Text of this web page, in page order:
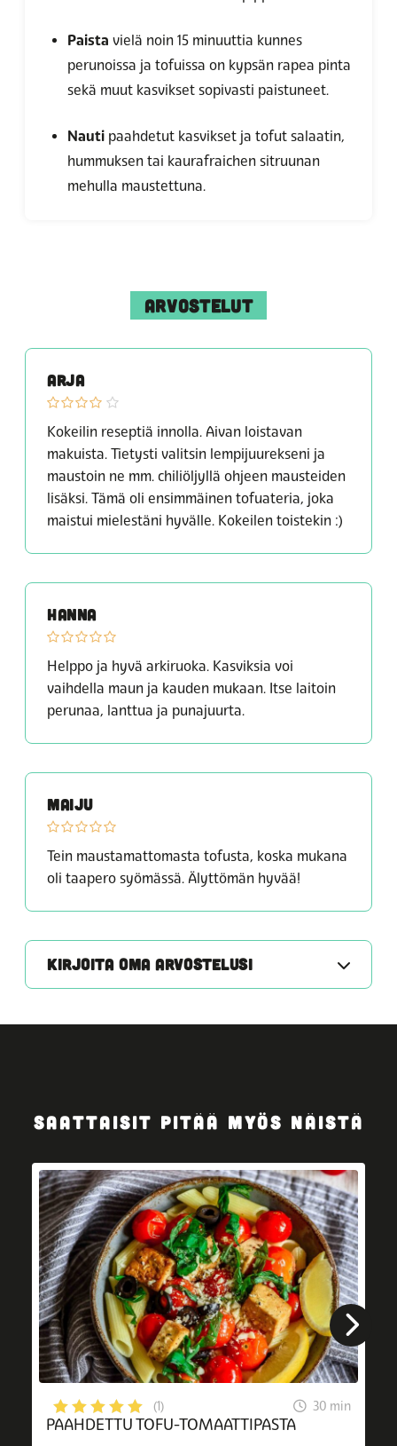
Paista vielä noin 15 minuuttia kunnes
perunoissa ja tofuissa on kypsän rapea pinta
sekä muut kasvikset sopivasti paistuneet.
Nauti paahdetut kasvikset ja tofut salaatin,
hummuksen tai kaurafraichen sitruunan
mehulla maustettuna.
ARVOSTELUT
ARJA
Kokeilin reseptiä innolla. Aivan loistavan
makuista. Tietysti valitsin lempijuurekseni ja
maustoin ne mm. chiliöljyllä ohjeen mausteiden
lisäksi. Tämä oli ensimmäinen tofuateria, joka
maistui mielestäni hyvälle. Kokeilen toistekin :)
HANNA
Helppo ja hyvä arkiruoka. Kasviksia voi
vaihdella maun ja kauden mukaan. Itse laitoin
perunaa, lanttua ja punajuurta.
MAIJU
Tein maustamattomasta tofusta, koska mukana
oli taapero syömässä. Älyttömän hyvää!
KIRJOITA OMA ARVOSTELUSI
SAATTAISIT PITÄÄ MYÖS NÄISTÄ
(1) 30 min
PAAHDETTU TOFU-TOMAATTIPASTA